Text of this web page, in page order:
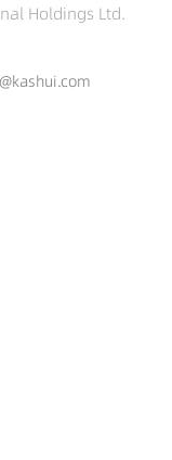
Holdings Ltd.